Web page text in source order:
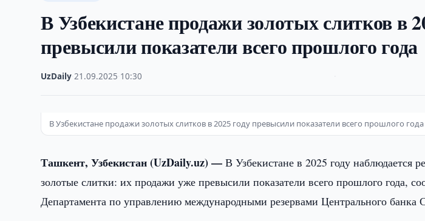
В Узбекистане продажи золотых слитков в
превысили показатели всего прошлого года
UzDaily ·21.09.2025 10:30
В Узбекистане продажи золотых слитков в 2025 году превысили показатели всего прошлого
Ташкент, Узбекистан (UzDaily.uz) —В Узбекистане в 2025 году наблюдается
золотые слитки: их продажи уже превысили показатели всего прошлого года,
Департамента по управлению международными резервами Центрального банка